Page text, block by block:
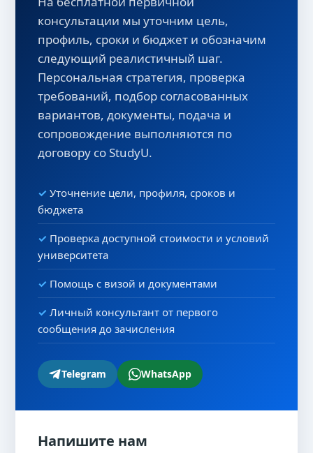
консультации мы уточним цель,
профиль, сроки и бюджет и обозначим
следующий реалистичный шаг.
Персональная стратегия, проверка
требований, подбор согласованных
вариантов, документы, подача и
сопровождение выполняются по
договору со StudyU.
Уточнение цели, профиля, сроков и
бюджета
Проверка доступной стоимости и условий
университета
Помощь с визой и документами
Личный консультант от первого
сообщения до зачисления
Telegram WhatsApp
Напишите нам